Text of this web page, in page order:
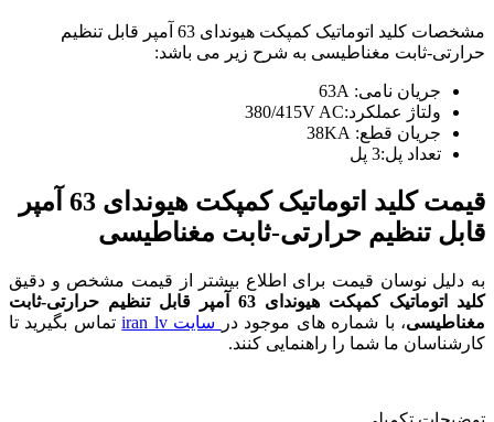
مشخصات کلید اتوماتیک کمپکت هیوندای 63 آمپر قابل تنظیم
حرارتی-ثابت مغناطیسی به شرح زیر می باشد:
جریان نامی: 63A
ولتاژ عملکرد:380/415V AC
جریان قطع: 38KA
تعداد پل:3 پل
قیمت کلید اتوماتیک کمپکت هیوندای 63 آمپر
قابل تنظیم حرارتی-ثابت مغناطیسی
به دلیل نوسان قیمت برای اطلاع بیشتر از قیمت مشخص و دقیق
کلید اتوماتیک کمپکت هیوندای 63 آمپر قابل تنظیم حرارتی-ثابت
مغناطیسی، با شماره های موجود در سایت iran lv
تماس بگیرید تا
کارشناسان ما شما را راهنمایی کنند.